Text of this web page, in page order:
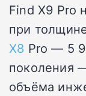
Find X9 Pro
при
X8 Pro — 5
поколения
объёма